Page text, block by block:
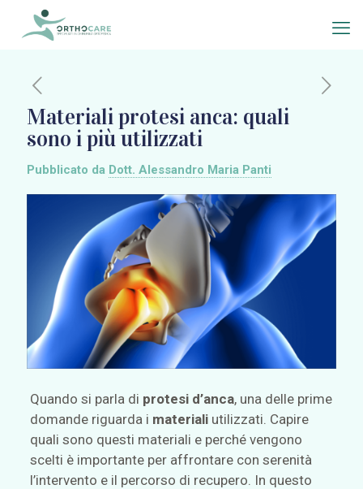
Materiali protesi anca: quali
sono i più utilizzati
Pubblicato da Dott. Alessandro Maria Panti
Quando si parla di protesi d’anca, una delle prime
domande riguarda i materialiutilizzati. Capire
quali sono questi materiali e perché vengono
scelti è importante per affrontare con serenità
l’intervento e il percorso di recupero. In questo